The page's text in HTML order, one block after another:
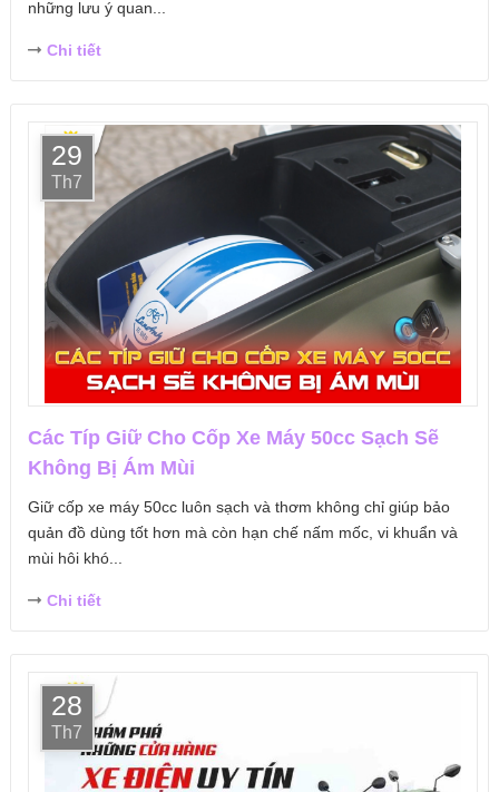
những lưu ý quan...
Chi tiết
29
Th7
Các Típ Giữ Cho Cốp Xe Máy 50cc Sạch Sẽ
Không Bị Ám Mùi
Giữ cốp xe máy 50cc luôn sạch và thơm không chỉ giúp bảo
quản đồ dùng tốt hơn mà còn hạn chế nấm mốc, vi khuẩn và
mùi hôi khó...
Chi tiết
28
Th7